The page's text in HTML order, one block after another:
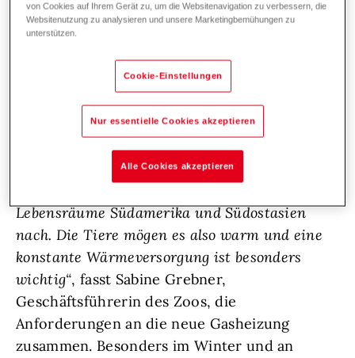
Persönliche Abstimmung für eine optimale Lösung
Im Zoo Salzburg leben 1.600 Tiere und 150
Tierarten, wobei eine artgerechte Haltung an
erster Stelle steht. Dazu zählt auch die
richtige Temperatur. Im Haupthaus sorgt
dafür seit Juli 2023 ein neuer Gasdoppelkessel
Lebensräume Südamerika und Südostasien
nach. Die Tiere mögen es also warm und eine
konstante Wärmeversorgung ist besonders
wichtig“, fasst Sabine Grebner,
Geschäftsführerin des Zoos, die
Anforderungen an die neue Gasheizung
zusammen. Besonders im Winter und an
von Cookies auf Ihrem Gerät zu, um die Websitenavigation zu verbessern, die
Websitenutzung zu analysieren und unsere Marketingbemühungen zu
unterstützen.
Cookie-Einstellungen
Nur essentielle Cookies akzeptieren
Alle Cookies akzeptieren